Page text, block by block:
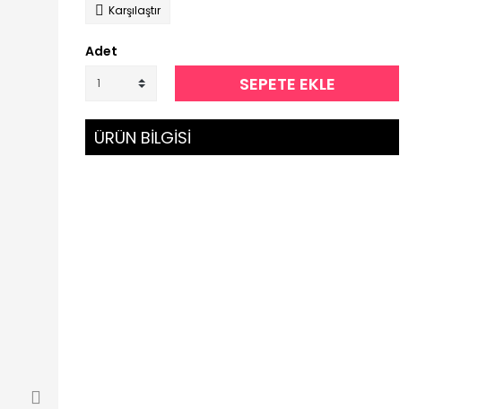
Karşılaştır
Adet
SEPETE EKLE
ÜRÜN BİLGİSİ